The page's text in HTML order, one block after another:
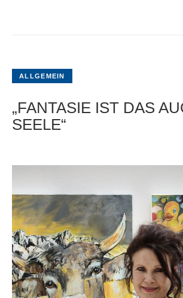
ALLGEMEIN
„FANTASIE IST DAS
SEELE“